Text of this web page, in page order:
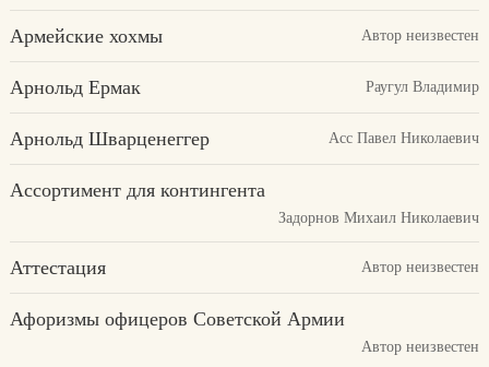
Армейские хохмы Автор неизвестен
Арнольд Ермак Раугул Владимир
Арнольд Шварценеггер Асс Павел Николаевич
Ассортимент для контингента
Задорнов Михаил Николаевич
Аттестация Автор неизвестен
Афоризмы офицеров Советской Армии
Автор неизвестен